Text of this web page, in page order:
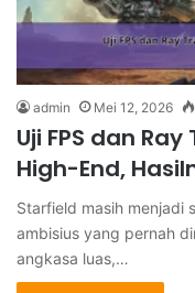
admin Mei 12, 2026
Uji FPS dan
High-End,
Starfield masih menjadi
ambisius yang pernah
angkasa luas,…